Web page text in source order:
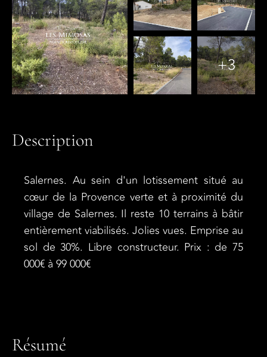
+3
Description
Salernes. Au sein d'un lotissement situé au
cœur de la Provence verte et à proximité du
village de Salernes. Il reste 10 terrains à bâtir
entièrement viabilisés. Jolies vues. Emprise au
sol de 30%. Libre constructeur. Prix : de 75
000€ à 99 000€
Résumé